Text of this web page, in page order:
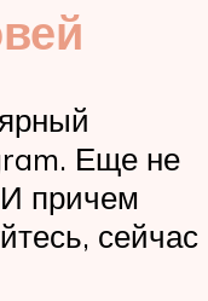
Еще не
И причем
сейчас